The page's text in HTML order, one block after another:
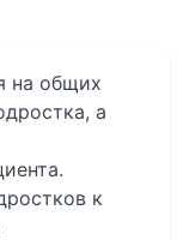
на общих
а
к